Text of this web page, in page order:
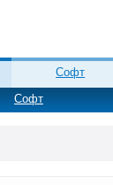
Софт
Софт